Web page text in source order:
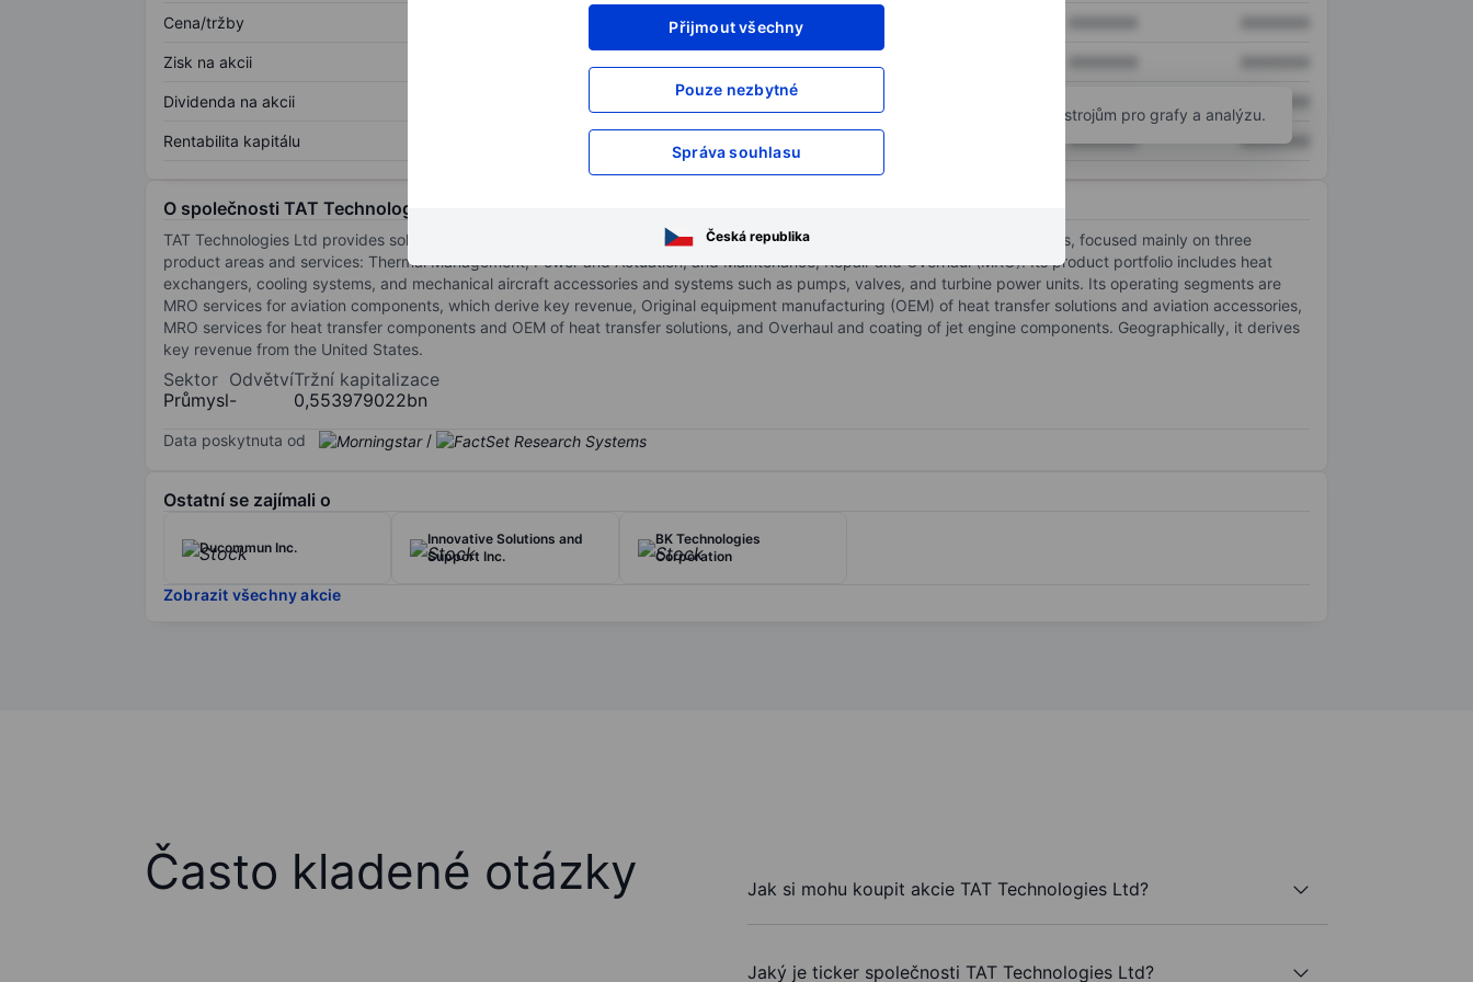
Přijmout všechny
Pouze nezbytné
Správa souhlasu
Česká republika
Cena/tržby XXXXXXX
Zisk na akcii
Dividenda na akcii XXXXXXX
Rentabilita kapitálu XXXXXXX XXXXXXX
Otevřete si účeta získejte přístup k pokročilým nástrojům pro grafy a analýzu.
O společnosti TAT Technologies Ltd
TAT Technologies Ltd provides solutions and services to the commercial and military aerospace and ground defense industries, focused mainly on three
product areas and services: Thermal Management, Power and Actuation, and Maintenance, Repair and Overhaul (MRO). Its product portfolio includes heat
exchangers, cooling systems, and mechanical aircraft accessories and systems such as pumps, valves, and turbine power units. Its operating segments are
MRO services for aviation components, which derive key revenue, Original equipment manufacturing (OEM) of heat transfer solutions and aviation accessories,
MRO services for heat transfer components and OEM of heat transfer solutions, and Overhaul and coating of jet engine components. Geographically, it derives
key revenue from the United States.
Sektor
Průmysl
Odvětví
-
Tržní kapitalizace
0,553979022bn
Data poskytnuta od /
Ostatní se zajímali o
Ducommun Inc.
Innovative Solutions and
Support Inc.
BK Technologies
Corporation
Zobrazit všechny akcie
Často kladené otázky Jak si mohu koupit akcie TAT Technologies Ltd?
Jaký je ticker společnosti TAT Technologies Ltd?